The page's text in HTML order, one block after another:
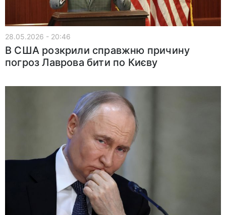
28.05.2026 - 20:46
В США розкрили справжню причину
погроз Лаврова бити по Києву